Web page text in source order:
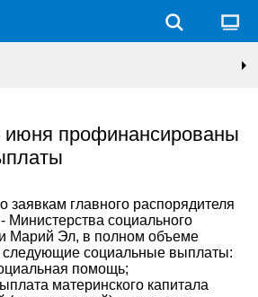
профинансированы
заявкам главного распорядителя
Министерства социального
Марий Эл, в полном объеме
социальные выплаты:
помощь;
материнского капитала